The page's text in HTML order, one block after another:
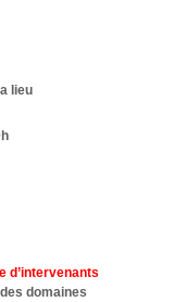
lieu
d’intervenants
domaines